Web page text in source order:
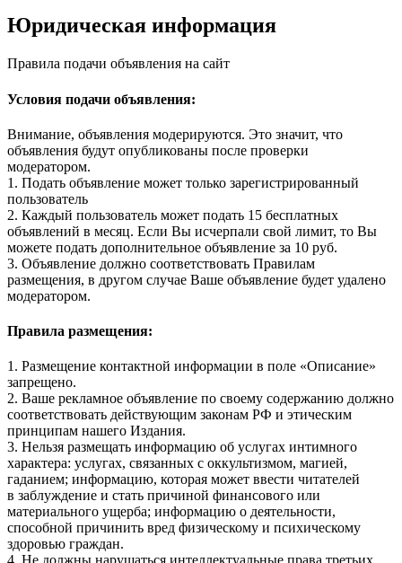
Юридическая информация
Правила подачи объявления на сайт
Условия подачи объявления:
Внимание, объявления модерируются. Это значит, что
объявления будут опубликованы после проверки
модератором.
1. Подать объявление может только зарегистрированный
пользователь
2. Каждый пользователь может подать 15 бесплатных
объявлений в месяц. Если Вы исчерпали свой лимит, то Вы
можете подать дополнительное объявление за 10 руб.
3. Объявление должно соответствовать Правилам
размещения, в другом случае Ваше объявление будет удалено
модератором.
Правила размещения:
1. Размещение контактной информации в поле «Описание»
запрещено.
2. Ваше рекламное объявление по своему содержанию должно
соответствовать действующим законам РФ и этическим
принципам нашего Издания.
3. Нельзя размещать информацию об услугах интимного
характера: услугах, связанных с оккультизмом, магией,
гаданием; информацию, которая может ввести читателей
в заблуждение и стать причиной финансового или
материального ущерба; информацию о деятельности,
способной причинить вред физическому и психическому
здоровью граждан.